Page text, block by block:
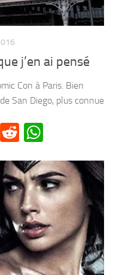
j’en ai pensé
Con à Paris. Bien
San Diego, plus connue
Flipboard
Reddit